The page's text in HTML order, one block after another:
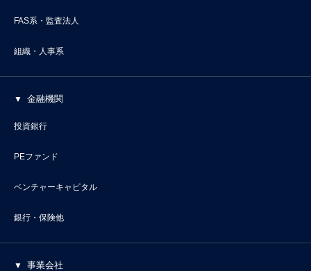
FAS系・監査法人
組織・人事系
金融機関
投資銀行
PEファンド
ベンチャーキャピタル
銀行・保険他
事業会社